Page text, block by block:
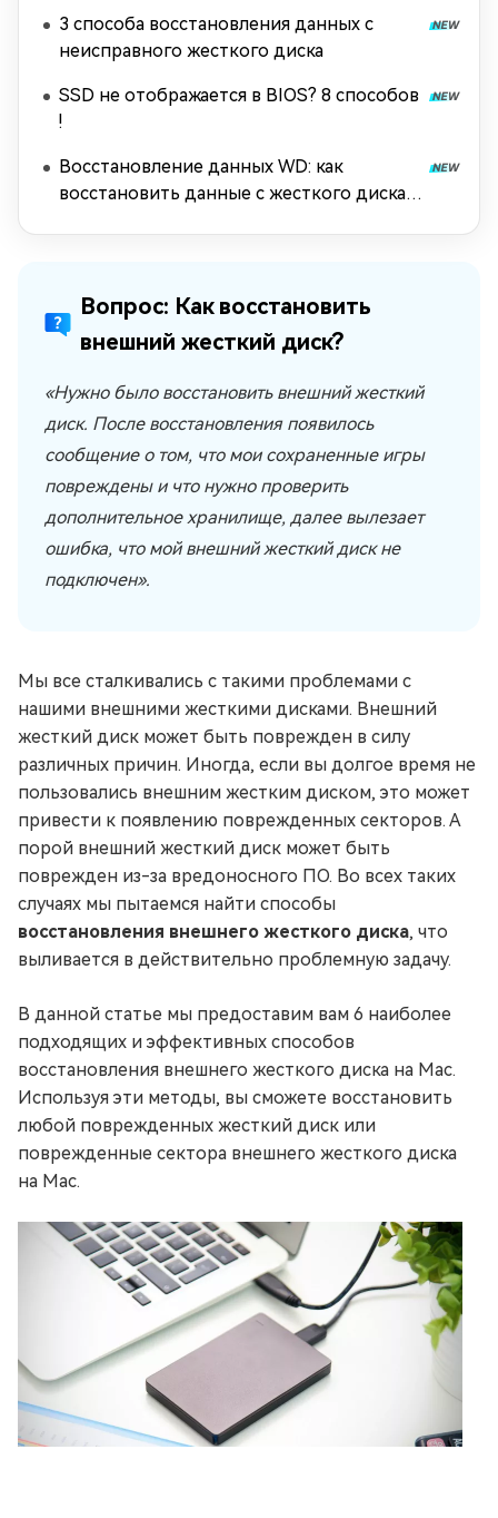
3 способа восстановления данных с
неисправного жесткого диска
SSD не отображается в BIOS? 8 способов
!
Восстановление данных WD: как
восстановить данные с жесткого диска
Вопрос: Как восстановить
внешний жесткий диск?
«Нужно было восстановить внешний жесткий
диск. После восстановления появилось
сообщение о том, что мои сохраненные игры
повреждены и что нужно проверить
дополнительное хранилище, далее вылезает
ошибка, что мой внешний жесткий диск не
подключен».
Мы все сталкивались с такими проблемами с
нашими внешними жесткими дисками. Внешний
жесткий диск может быть поврежден в силу
различных причин. Иногда, если вы долгое время не
пользовались внешним жестким диском, это может
привести к появлению поврежденных секторов. А
порой внешний жесткий диск может быть
поврежден из-за вредоносного ПО. Во всех таких
случаях мы пытаемся найти способы
восстановления внешнего жесткого диска, что
выливается в действительно проблемную задачу.
В данной статье мы предоставим вам 6 наиболее
подходящих и эффективных способов
восстановления внешнего жесткого диска на Mac.
Используя эти методы, вы сможете восстановить
любой поврежденных жесткий диск или
поврежденные сектора внешнего жесткого диска
на Mac.